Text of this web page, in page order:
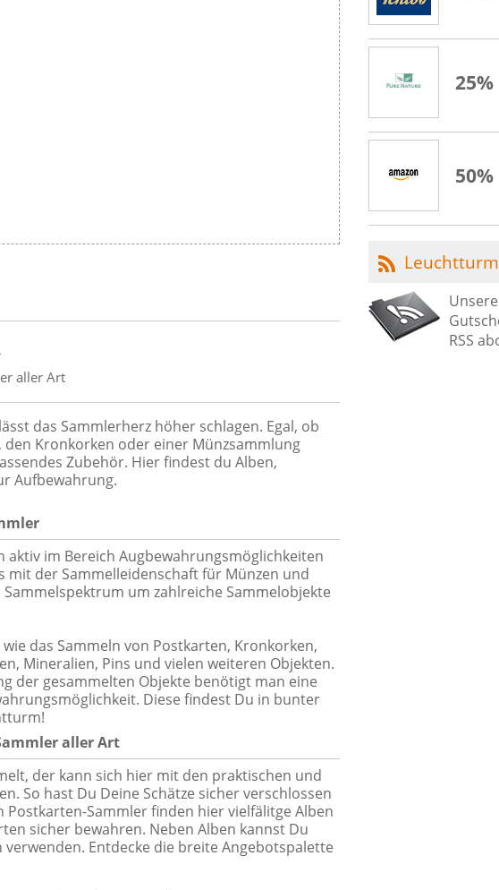
aller Art
das Sammlerherz höher schlagen. Egal, ob
Kronkorken oder einer Münzsammlung
Zubehör. Hier findest du Alben,
Aufbewahrung.
im Bereich Augbewahrungsmöglichkeiten
mit der Sammelleidenschaft für Münzen und
um zahlreiche Sammelobjekte
das Sammeln von Postkarten, Kronkorken,
Mineralien, Pins und vielen weiteren Objekten.
der gesammelten Objekte benötigt man eine
Diese findest Du in bunter
aller Art
der kann sich hier mit den praktischen und
So hast Du Deine Schätze sicher verschlossen
Postkarten-Sammler finden hier vielfälitge Alben
sicher bewahren. Neben Alben kannst Du
Entdecke die breite Angebotspalette
25%
50%
Leuchtturm
RSS